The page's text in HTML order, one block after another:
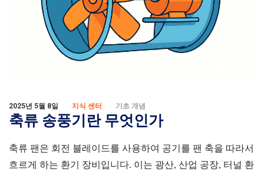
2025년 5월 8일 지식 센터 기초 개념
축류 송풍기란 무엇인가
축류 팬은 회전 블레이드를 사용하여 공기를 팬 축을 따라서
흐르게 하는 환기 장비입니다. 이는 광산, 산업 공장, 터널 환